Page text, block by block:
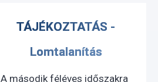
TÁJÉKOZTATÁS -
Lomtalanítás
A második féléves időszakra